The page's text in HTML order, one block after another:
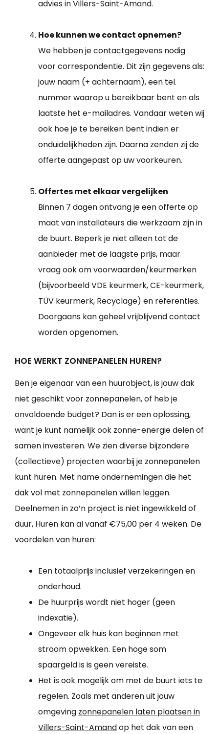
advies in Villers-Saint-Amand.
Hoe kunnen we contact opnemen?
We hebben je contactgegevens nodig
voor correspondentie. Dit zijn gegevens als:
jouw naam (+ achternaam), een tel.
nummer waarop u bereikbaar bent en als
laatste het e-mailadres. Vandaar weten wij
ook hoe je te bereiken bent indien er
onduidelijkheden zijn. Daarna zenden zij de
offerte aangepast op uw voorkeuren.
Offertes met elkaar vergelijken
Binnen 7 dagen ontvang je een offerte op
maat van installateurs die werkzaam zijn in
de buurt. Beperk je niet alleen tot de
aanbieder met de laagste prijs, maar
vraag ook om voorwaarden/keurmerken
(bijvoorbeeld VDE keurmerk, CE-keurmerk,
TÜV keurmerk, Recyclage) en referenties.
Doorgaans kan geheel vrijblijvend contact
worden opgenomen.
HOE WERKT ZONNEPANELEN HUREN?
Ben je eigenaar van een huurobject, is jouw dak
niet geschikt voor zonnepanelen, of heb je
onvoldoende budget? Dan is er een oplossing,
want je kunt namelijk ook zonne-energie delen of
samen investeren. We zien diverse bijzondere
(collectieve) projecten waarbij je zonnepanelen
kunt huren. Met name ondernemingen die het
dak vol met zonnepanelen willen leggen.
Deelnemen in zo’n project is niet ingewikkeld of
duur, Huren kan al vanaf €75,00 per 4 weken. De
voordelen van huren:
Een totaalprijs inclusief verzekeringen en
onderhoud.
De huurprijs wordt niet hoger (geen
indexatie).
Ongeveer elk huis kan beginnen met
stroom opwekken. Een hoge som
spaargeld is is geen vereiste.
Het is ook mogelijk om met de buurt iets te
regelen. Zoals met anderen uit jouw
omgeving zonnepanelen laten plaatsen in
Villers-Saint-Amandop het dak van een